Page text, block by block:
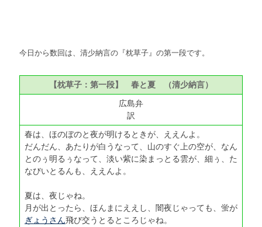
今日から数回は、清少納言の『枕草子』の第一段です。
【枕草子：第一段】 春と夏 （清少納言）
広島弁
訳
春は、ほのぼのと夜が明けるときが、ええんよ。
だんだん、あたりが白うなって、山のすぐ上の空が、なん
とのぅ明るぅなって、淡い紫に染まっとる雲が、細ぅ、た
なびいとるんも、ええんよ。
夏は、夜じゃね。
月が出とったら、ほんまにええし、闇夜じゃっても、蛍が
ぎょうさん飛び交うとるところじゃね。